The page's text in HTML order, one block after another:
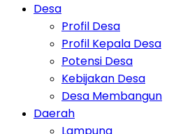
Desa
Profil Desa
Profil Kepala Desa
Potensi Desa
Kebijakan Desa
Desa Membangun
Daerah